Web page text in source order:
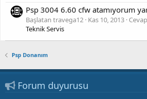
Psp 3004 6.60 cfw atamıyorum
Başlatan travega12 Kas 10, 2013
Teknik Servis
Psp Donanım
Forum duyurusu